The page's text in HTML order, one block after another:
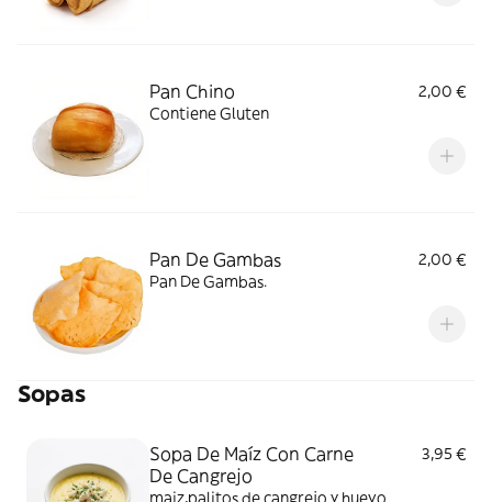
Pan Chino
2,00 €
Contiene Gluten
Pan De Gambas
2,00 €
Pan De Gambas.
Sopas
Sopa De Maíz Con Carne
De Cangrejo
3,95 €
maiz,palitos de cangrejo y huevo